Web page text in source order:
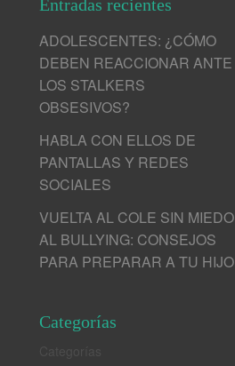
Entradas recientes
ADOLESCENTES: ¿CÓMO
DEBEN REACCIONAR ANTE
LOS STALKERS
OBSESIVOS?
HABLA CON ELLOS DE
PANTALLAS Y REDES
SOCIALES
VUELTA AL COLE SIN MIEDO
AL BULLYING: CONSEJOS
PARA PREPARAR A TU HIJO
Categorías